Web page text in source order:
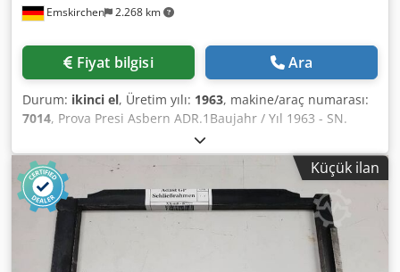
Emskirchen 2.268 km
Fiyat bilgisi Ara
Durum: ikinci el, Üretim yılı: 1963, makine/araç numarası:
7014, Prova Presi Asbern ADR.1Baujahr / Yıl 1963 - SN.
7014 Format / Boyut maks. 400 x 550 mm Aufzugsstärke /
Kaldırma gücü 1,2mm Skype-Video ile Online-Video-
İnspeksiyon Ziyaretinizden çok memnun oluruz - daha
fazla makine stokta Hemen Kullanılabilir - İncelenebilir
Dcsdpfx Agertn Sgefjk Stokta Emskirchen / Nürnberg - Test
edilebilir
Küçük ilan